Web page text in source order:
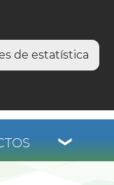
de estatística